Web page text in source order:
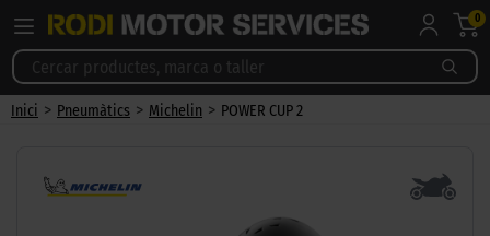
0
Inici > Pneumàtics > Michelin > POWER CUP 2